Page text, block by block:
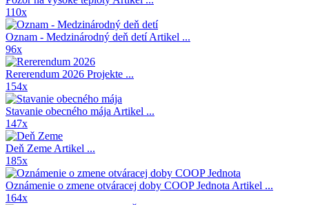
110x
Oznam - Medzinárodný deň detíArtikel ...
96x
Rererendum 2026 Projekte ...
154x
Stavanie obecného mája Artikel ...
147x
Deň Zeme Artikel ...
185x
Oznámenie o zmene otváracej doby COOP Jednota Artikel ...
164x